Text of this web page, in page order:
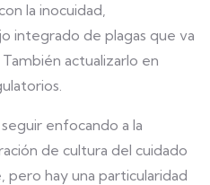
la inocuidad,
integrado de plagas que va
actualizarlo en
enfocando a la
de cultura del cuidado
hay una particularidad